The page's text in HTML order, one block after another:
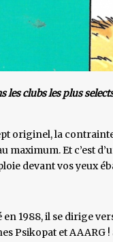
les clubs les plus
originel, la
maximum. Et c’est
devant vos yeux
1988, il se dirige
Psikopat et AAARG